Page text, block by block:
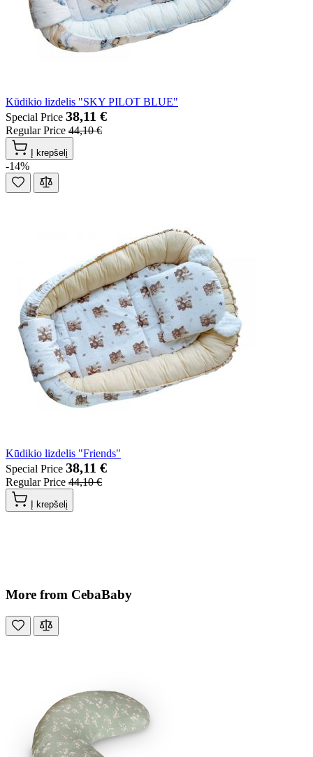
Kūdikio lizdelis "SKY PILOT BLUE"
Special Price 38,11 €
Regular Price 44,10 €
Į krepšelį
-14%
Kūdikio lizdelis "Friends"
Special Price 38,11 €
Regular Price 44,10 €
Į krepšelį
More from CebaBaby